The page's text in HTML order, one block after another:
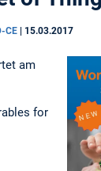
CE 15.03.2017
am
for